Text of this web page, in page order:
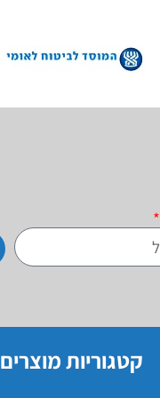
קטגוריות מוצרים